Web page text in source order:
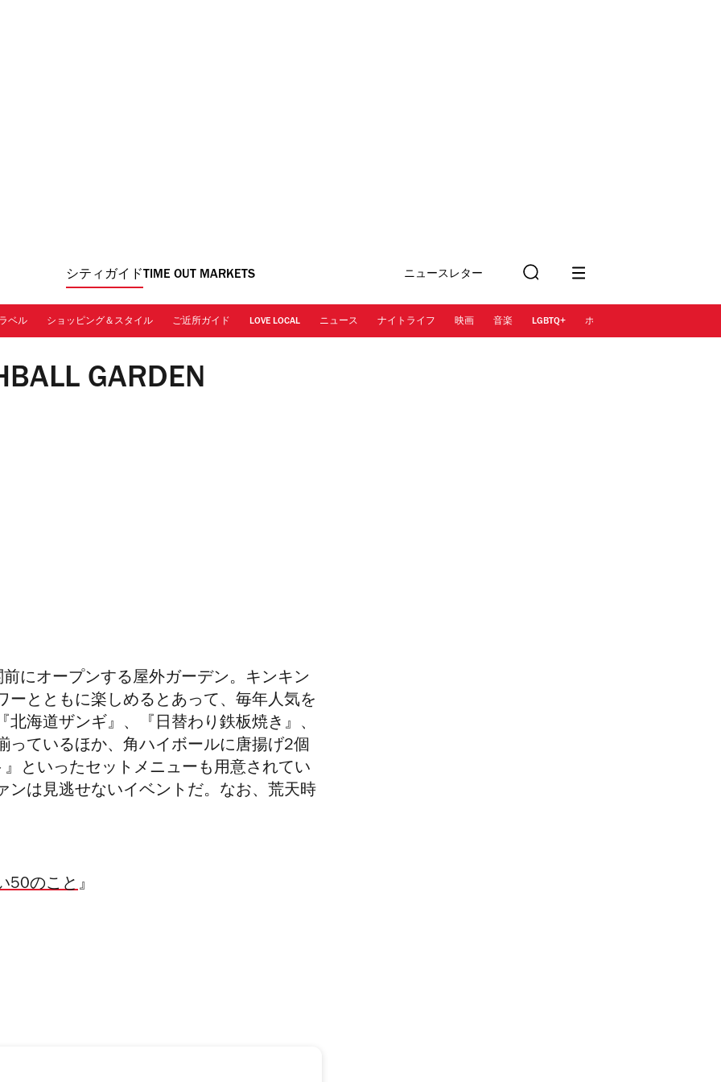
シティガイド TIME OUT MARKETS ニュースレター
に登録
索
ベル ショッピング＆スタイル ご近所ガイド LOVE LOCAL ニュース ナイトライフ 映画 音楽 LGBTQ+ ホテル
GARDEN
にオープンする屋外ガーデン。キンキン
ーとともに楽しめるとあって、毎年人気を
海道ザンギ』、『日替わり鉄板焼き』、
っているほか、角ハイボールに唐揚げ2個
といったセットメニューも用意されてい
ンは見逃せないイベントだ。なお、荒天時
50のこと』